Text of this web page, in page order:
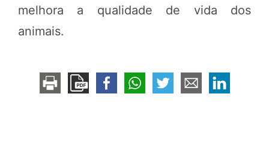
melhora a qualidade de vida dos
animais.